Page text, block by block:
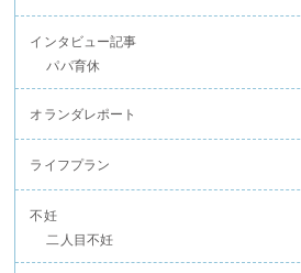
インタビュー記事
パパ育休
オランダレポート
ライフプラン
不妊
二人目不妊